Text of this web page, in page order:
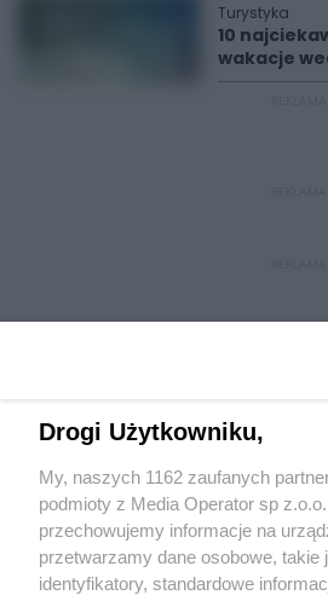
Turystyka
10
wakacje
Wydawca mediówlokalnych
Drogi Użytkowniku,
My, naszych 1162 zaufanych
podmioty z Media Operator sp
przechowujemy informacje na
przetwarzamy dane osobowe, takie
identyfikatory, standardowe